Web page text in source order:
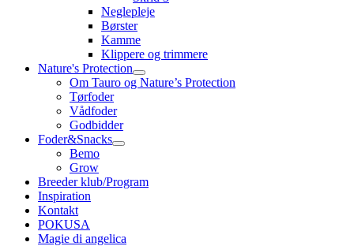
Neglepleje
Børster
Kamme
Klippere og trimmere
Nature's Protection
Om Tauro og Nature’s Protection
Tørfoder
Vådfoder
Godbidder
Foder&Snacks
Bemo
Grow
Breeder klub/Program
Inspiration
Kontakt
POKUSA
Magie di angelica